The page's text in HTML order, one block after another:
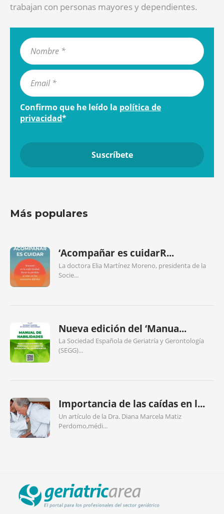
trabajan con personas mayores y dependientes.
Confirmo que he leído la política de
privacidad*
Más populares
‘Acompañar es cuidarR...
La doctora Elia Martínez Moreno, presidenta de la
Socie...
Nueva edición del ‘Manua...
La Sociedad Española de Geriatría y Gerontología
(SEGG)...
Importancia de las caídas en l...
Un artículo de la Dra. Diana Marcela Matiz
Perdomo,médi...